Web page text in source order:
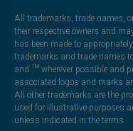
All trademarks, trade names,
their respective owners and
has been made to
trademarks and trade names
and ™ wherever possible and
associated logos and marks
All other trademarks are the
used for illustrative purposes
unless indicated in the terms.